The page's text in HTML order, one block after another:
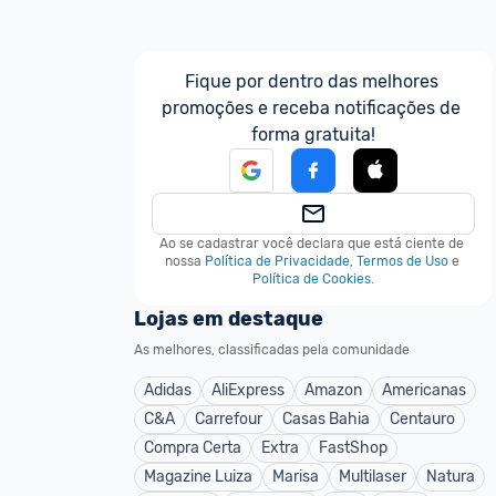
Fique por dentro das melhores
promoções e receba notificações de
forma gratuita!
Ao se cadastrar você declara que está ciente de
nossa Política de Privacidade, Termos de Uso e
Política de Cookies.
Lojas em destaque
As melhores, classificadas pela comunidade
Adidas AliExpress Amazon
Americanas
C&A
Carrefour Casas Bahia
Centauro
Compra Certa
Extra
FastShop
Magazine Luiza
Marisa Multilaser
Natura